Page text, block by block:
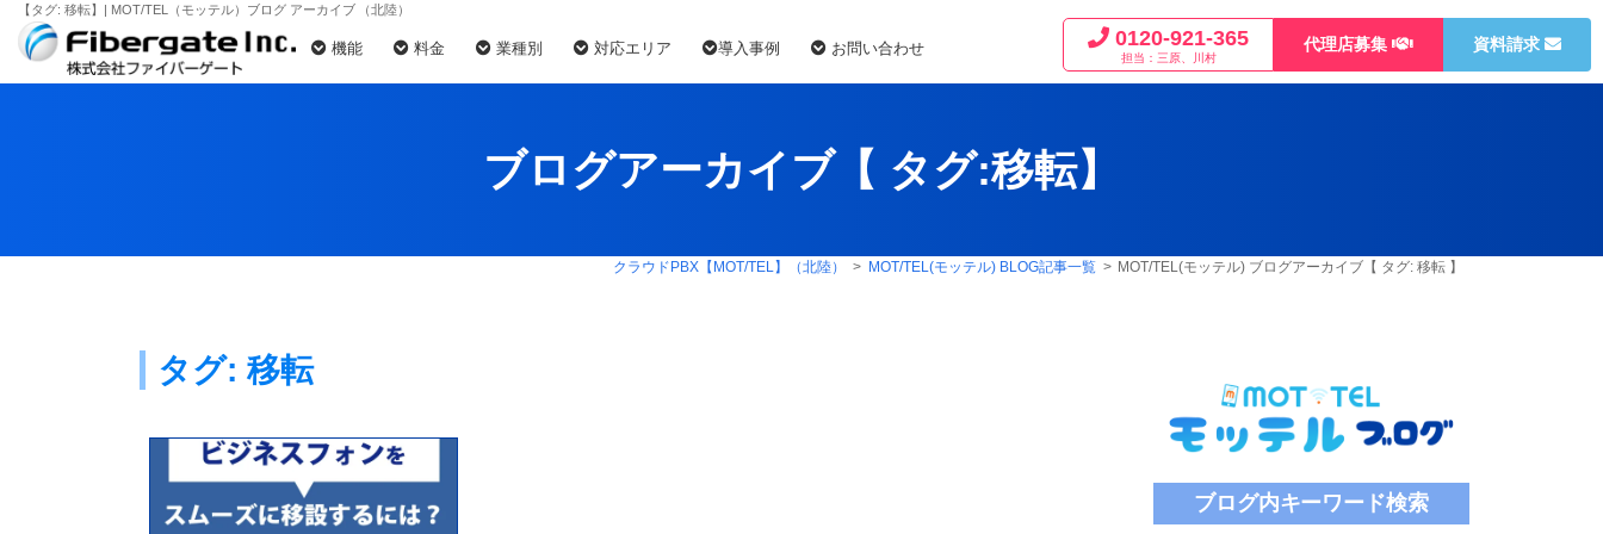
【タグ: 移転】| MOT/TEL（モッテル）ブログ アーカイブ （北陸）
機能 料金 業種別 対応エリア 導入事例 お問い合わせ 0120-921-365
担当：三原、川村
代理店募集 資料請求
ブログアーカイブ【 タグ:移転】
クラウドPBX【MOT/TEL】（北陸） > MOT/TEL(モッテル) BLOG記事一覧> MOT/TEL(モッテル) ブログアーカイブ【 タグ:移転 】
タグ: 移転
ブログ内キーワード検索